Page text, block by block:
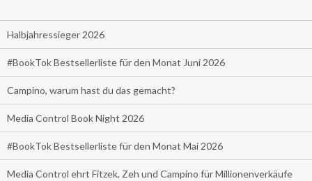
Halbjahressieger 2026
#BookTok Bestsellerliste für den Monat Juni 2026
Campino, warum hast du das gemacht?
Media Control Book Night 2026
#BookTok Bestsellerliste für den Monat Mai 2026
Media Control ehrt Fitzek, Zeh und Campino für Millionenverkäufe